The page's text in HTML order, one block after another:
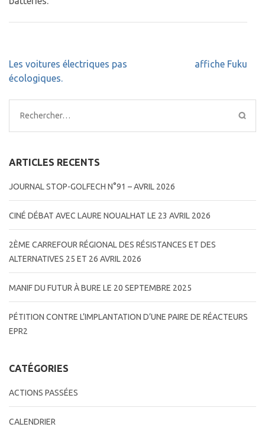
Navigation
de
Les voitures électriques pas
écologiques.
affiche Fuku
Rechercher :
ARTICLES RECENTS
JOURNAL STOP-GOLFECH N°91 – AVRIL 2026
CINÉ DÉBAT AVEC LAURE NOUALHAT LE 23 AVRIL 2026
2ÈME CARREFOUR RÉGIONAL DES RÉSISTANCES ET DES
ALTERNATIVES 25 ET 26 AVRIL 2026
MANIF DU FUTUR À BURE LE 20 SEPTEMBRE 2025
PÉTITION CONTRE L’IMPLANTATION D’UNE PAIRE DE RÉACTEURS
EPR2
CATÉGORIES
ACTIONS PASSÉES
CALENDRIER